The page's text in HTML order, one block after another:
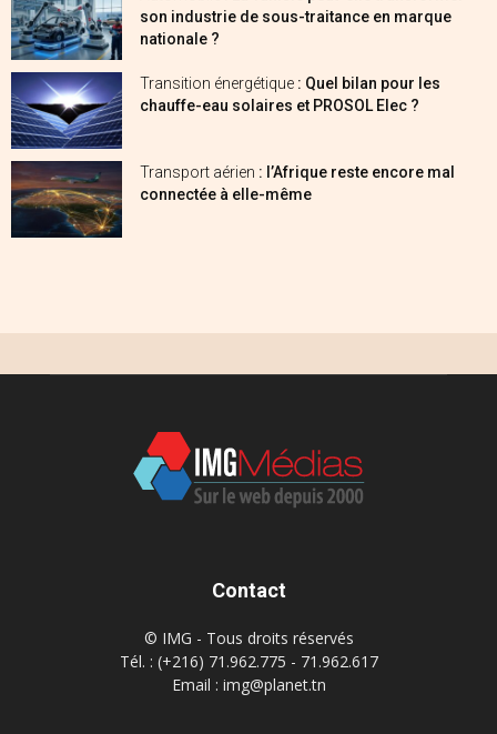
son industrie de sous-traitance en marque
nationale ?
Transition énergétique : Quel bilan pour les
chauffe-eau solaires et PROSOL Elec ?
Transport aérien : l’Afrique reste encore mal
connectée à elle-même
Contact
© IMG - Tous droits réservés
Tél. : (+216) 71.962.775 - 71.962.617
Email : img@planet.tn